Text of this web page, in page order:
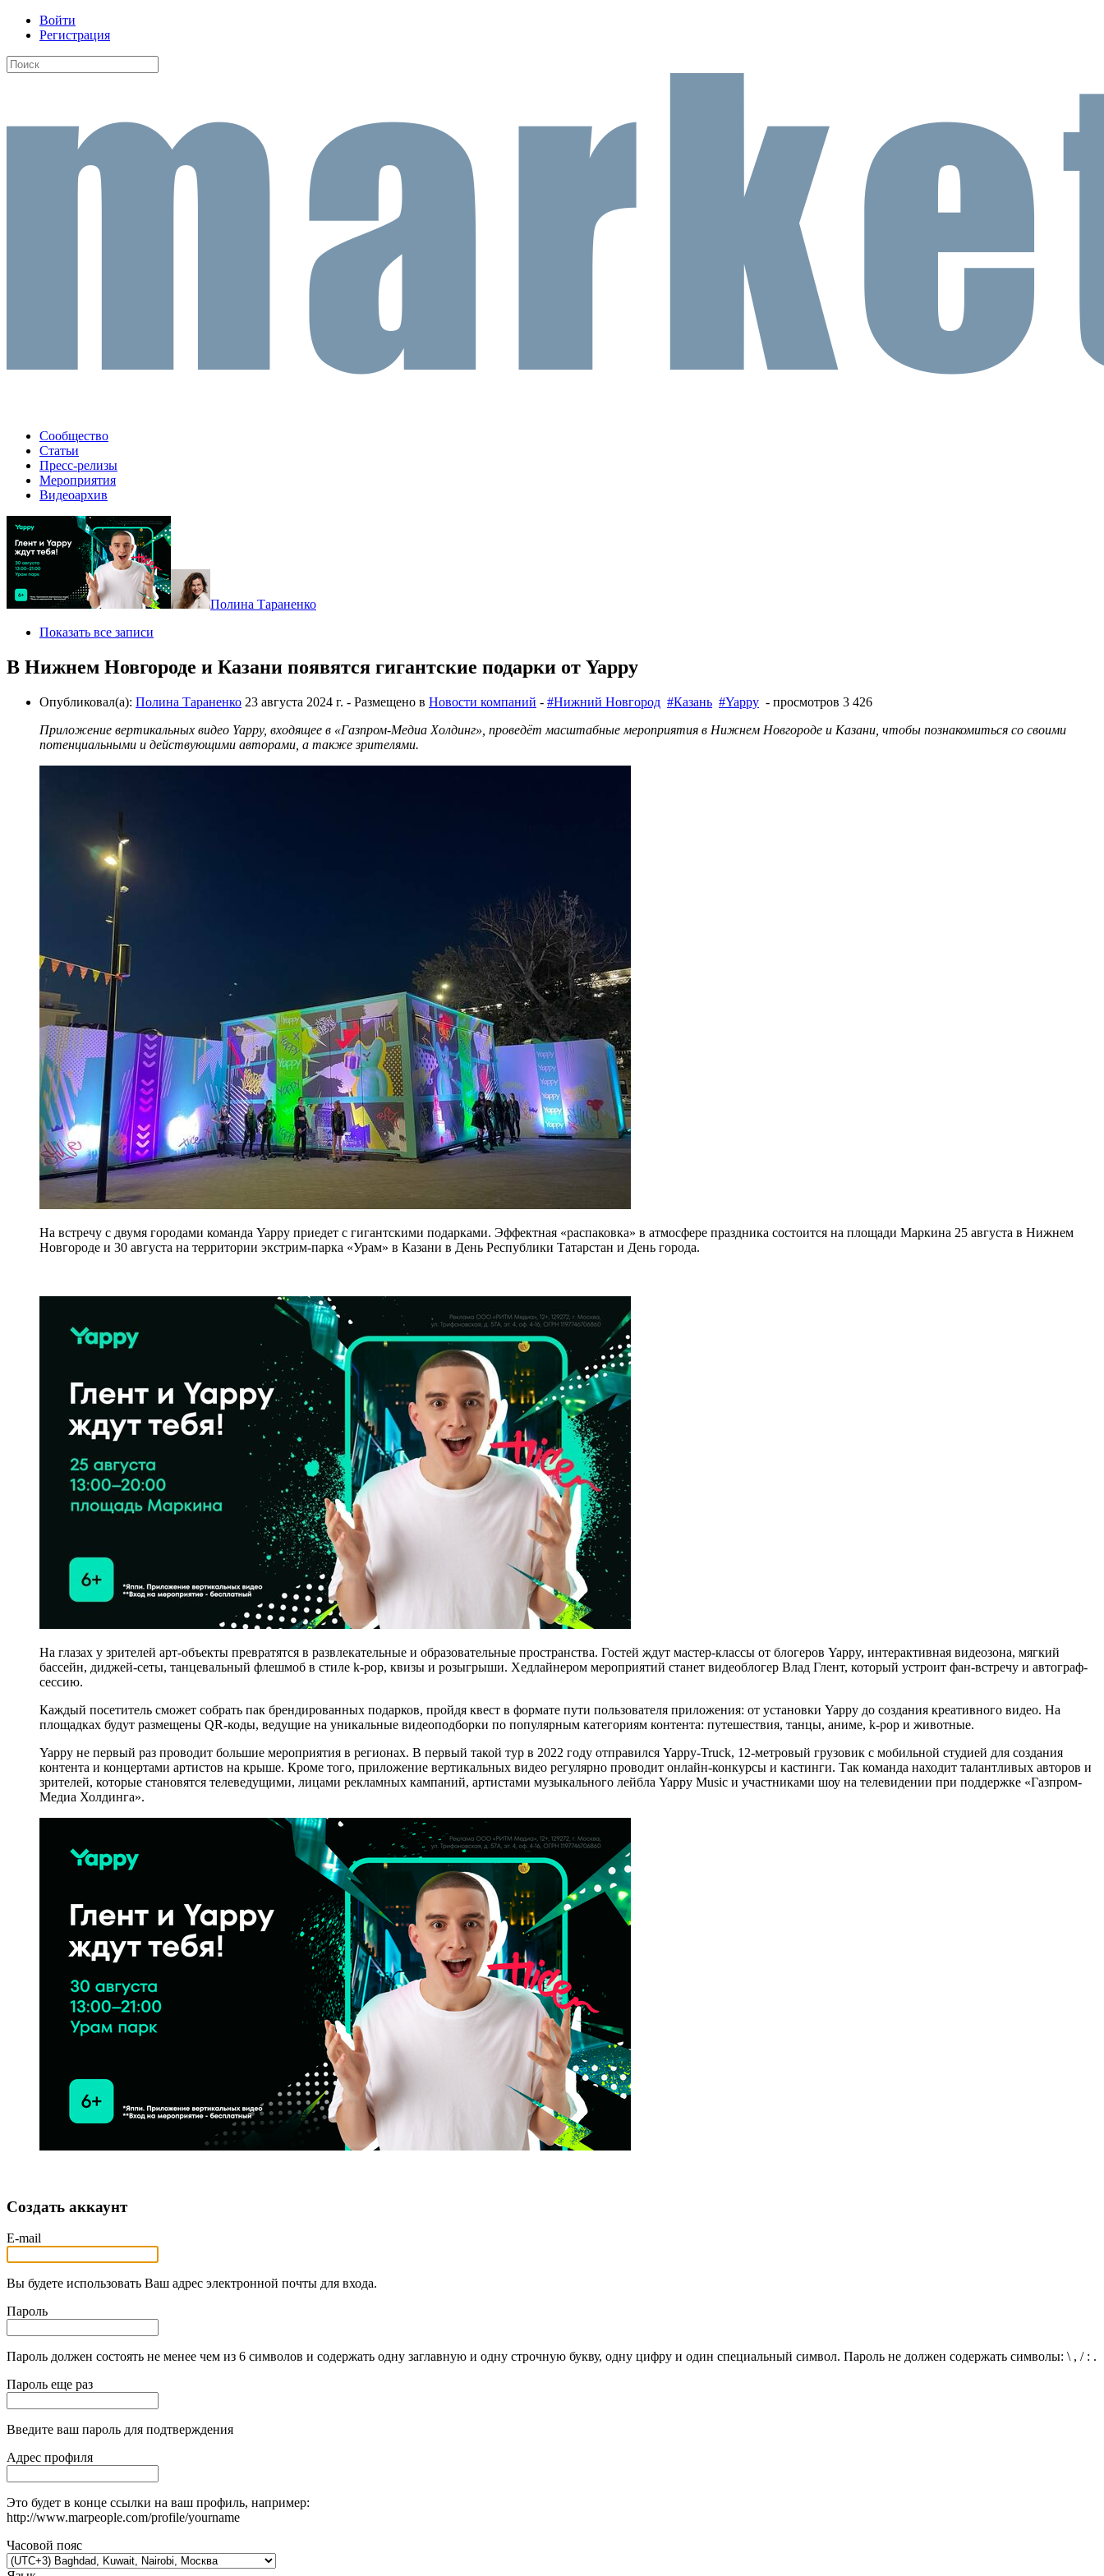
Войти
Регистрация
Сообщество
Статьи
Пресс-релизы
Мероприятия
Видеоархив
Полина Тараненко
Показать все записи
В Нижнем Новгороде и Казани появятся гигантские подарки от Yappy
Опубликовал(а): Полина Тараненко 23 августа 2024 г. - Размещено в Новости компаний - #Нижний Новгород #Казань #Yappy - просмотров 3 426
Приложение вертикальных видео Yappy, входящее в «Газпром-Медиа Холдинг», проведёт масштабные мероприятия в Нижнем Новгороде и Казани, чтобы познакомиться со своими
потенциальными и действующими авторами, а также зрителями.
На встречу с двумя городами команда Yappy приедет с гигантскими подарками. Эффектная «распаковка» в атмосфере праздника состоится на площади Маркина 25 августа в Нижнем
Новгороде и 30 августа на территории экстрим-парка «Урам» в Казани в День Республики Татарстан и День города.
На глазах у зрителей арт-объекты превратятся в развлекательные и образовательные пространства. Гостей ждут мастер-классы от блогеров Yappy, интерактивная видеозона, мягкий
бассейн, диджей-сеты, танцевальный флешмоб в стиле k-pop, квизы и розыгрыши. Хедлайнером мероприятий станет видеоблогер Влад Глент, который устроит фан-встречу и автограф-
сессию.
Каждый посетитель сможет собрать пак брендированных подарков, пройдя квест в формате пути пользователя приложения: от установки Yappy до создания креативного видео. На
площадках будут размещены QR-коды, ведущие на уникальные видеоподборки по популярным категориям контента: путешествия, танцы, аниме, k-pop и животные.
Yappy не первый раз проводит большие мероприятия в регионах. В первый такой тур в 2022 году отправился Yappy-Truck, 12-метровый грузовик с мобильной студией для создания
контента и концертами артистов на крыше. Кроме того, приложение вертикальных видео регулярно проводит онлайн-конкурсы и кастинги. Так команда находит талантливых авторов и
зрителей, которые становятся телеведущими, лицами рекламных кампаний, артистами музыкального лейбла Yappy Music и участниками шоу на телевидении при поддержке «Газпром-
Медиа Холдинга».
Создать аккаунт
E-mail
Вы будете использовать Ваш адрес электронной почты для входа.
Пароль
Пароль должен состоять не менее чем из 6 символов и содержать одну заглавную и одну строчную букву, одну цифру и один специальный символ. Пароль не должен содержать символы: \ , / : .
Пароль еще раз
Введите ваш пароль для подтверждения
Адрес профиля
Это будет в конце ссылки на ваш профиль, например:
http://www.marpeople.com/profile/yourname
Часовой пояс